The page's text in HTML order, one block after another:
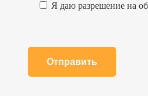
Я даю разрешение на